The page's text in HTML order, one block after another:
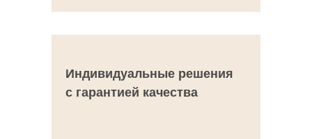
Индивидуальные решения
с гарантией качества